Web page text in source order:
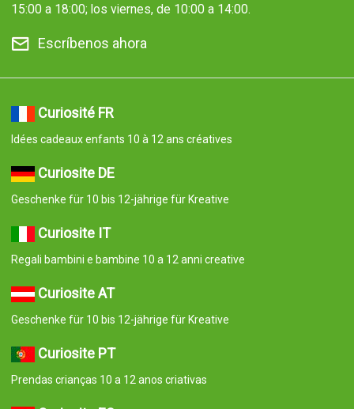
15:00 a 18:00; los viernes, de 10:00 a 14:00.
Escríbenos ahora
Curiosité FR
Idées cadeaux enfants 10 à 12 ans créatives
Curiosite DE
Geschenke für 10 bis 12-jährige für Kreative
Curiosite IT
Regali bambini e bambine 10 a 12 anni creative
Curiosite AT
Geschenke für 10 bis 12-jährige für Kreative
Curiosite PT
Prendas crianças 10 a 12 anos criativas